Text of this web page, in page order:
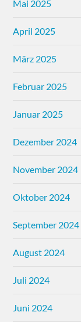
Mai 2025
April 2025
März 2025
Februar 2025
Januar 2025
Dezember 2024
November 2024
Oktober 2024
September 2024
August 2024
Juli 2024
Juni 2024